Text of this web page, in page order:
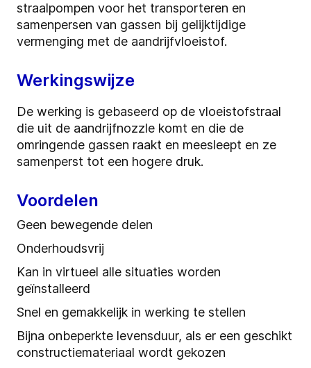
straalpompen voor het transporteren en
samenpersen van gassen bij gelijktijdige
vermenging met de aandrijfvloeistof.
Werkingswijze
De werking is gebaseerd op de vloeistofstraal
die uit de aandrijfnozzle komt en die de
omringende gassen raakt en meesleept en ze
samenperst tot een hogere druk.
Voordelen
Geen bewegende delen
Onderhoudsvrij
Kan in virtueel alle situaties worden
geïnstalleerd
Snel en gemakkelijk in werking te stellen
Bijna onbeperkte levensduur, als er een geschikt
constructiemateriaal wordt gekozen